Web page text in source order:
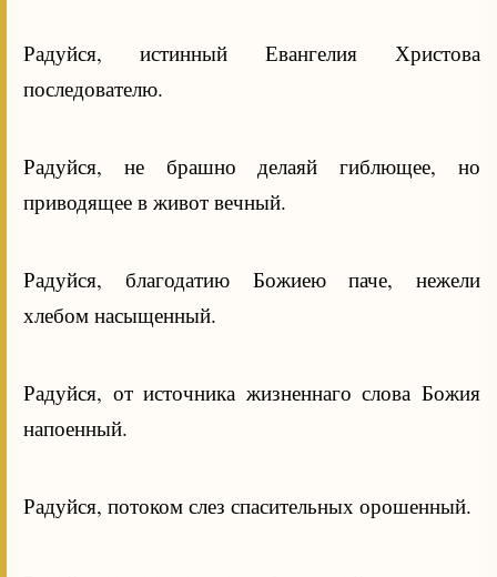
Радуйся, истинный Евангелия Христова
последователю.
Радуйся, не брашно делаяй гиблющее, но
приводящее в живот вечный.
Радуйся, благодатию Божиею паче, нежели
хлебом насыщенный.
Радуйся, от источника жизненнаго слова Божия
напоенный.
Радуйся, потоком слез спасительных орошенный.